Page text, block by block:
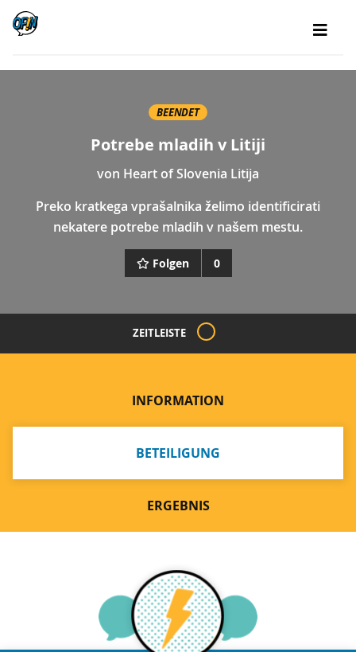
BEENDET
Potrebe mladih v Litiji
von Heart of Slovenia Litija
Preko kratkega vprašalnika želimo identificirati
nekatere potrebe mladih v našem mestu.
Folgen 0
ZEITLEISTE
INFORMATION
BETEILIGUNG
ERGEBNIS